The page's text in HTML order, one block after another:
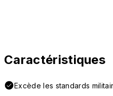
Caractéristiques
Excède les standards